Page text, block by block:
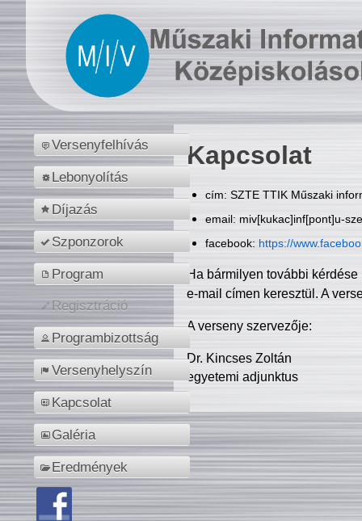
Versenyfelhívás
Lebonyolítás
Díjazás
Szponzorok
Program
Regisztráció
Programbizottság
Versenyhelyszín
Kapcsolat
Galéria
Eredmények
Kapcsolat
cím: SZTE TTIK Műszaki
email: miv[kukac]inf[pont]u-
facebook: https://
Ha bármilyen további
e-mail címen keresztül. A
A verseny szervezője:
Dr. Kincses Zoltán
egyetemi adjunktus